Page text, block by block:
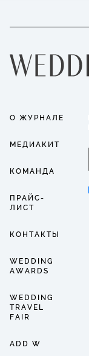
О ЖУРНАЛЕ
МЕДИАКИТ
КОМАНДА
ПРАЙС-
ЛИСТ
КОНТАКТЫ
WEDDING
AWARDS
WEDDING
TRAVEL
FAIR
ADD W